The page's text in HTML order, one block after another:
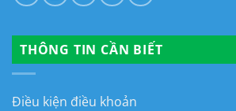
THÔNG TIN CẦN BIẾT
Điều kiện điều khoản